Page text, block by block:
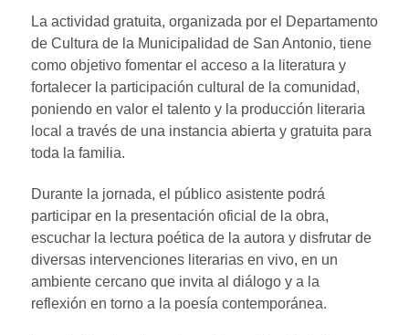
La actividad gratuita, organizada por el Departamento
de Cultura de la Municipalidad de San Antonio, tiene
como objetivo fomentar el acceso a la literatura y
fortalecer la participación cultural de la comunidad,
poniendo en valor el talento y la producción literaria
local a través de una instancia abierta y gratuita para
toda la familia.
Durante la jornada, el público asistente podrá
participar en la presentación oficial de la obra,
escuchar la lectura poética de la autora y disfrutar de
diversas intervenciones literarias en vivo, en un
ambiente cercano que invita al diálogo y a la
reflexión en torno a la poesía contemporánea.